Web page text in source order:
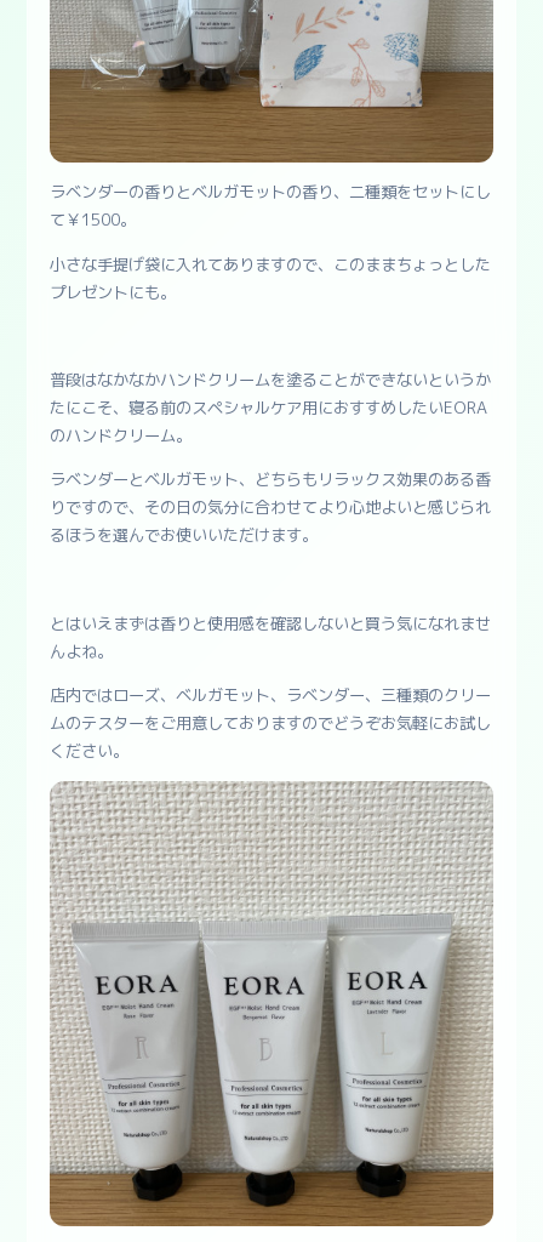
ラベンダーの香りとベルガモットの香り、二種類をセットにし
て￥1500。
小さな手提げ袋に入れてありますので、このままちょっとした
プレゼントにも。
普段はなかなかハンドクリームを塗ることができないというか
たにこそ、寝る前のスペシャルケア用におすすめしたいEORA
のハンドクリーム。
ラベンダーとベルガモット、どちらもリラックス効果のある香
りですので、その日の気分に合わせてより心地よいと感じられ
るほうを選んでお使いいただけます。
とはいえまずは香りと使用感を確認しないと買う気になれませ
んよね。
店内ではローズ、ベルガモット、ラベンダー、三種類のクリー
ムのテスターをご用意しておりますのでどうぞお気軽にお試し
ください。